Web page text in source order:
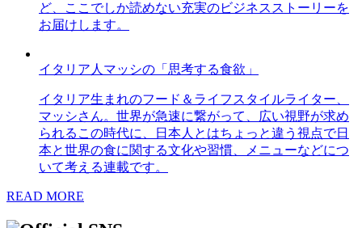
ど、ここでしか読めない充実のビジネスストーリーを
お届けします。
イタリア人マッシの「思考する食欲」
イタリア生まれのフード＆ライフスタイルライター、
マッシさん。世界が急速に繋がって、広い視野が求め
られるこの時代に、日本人とはちょっと違う視点で日
本と世界の食に関する文化や習慣、メニューなどにつ
いて考える連載です。
READ MORE